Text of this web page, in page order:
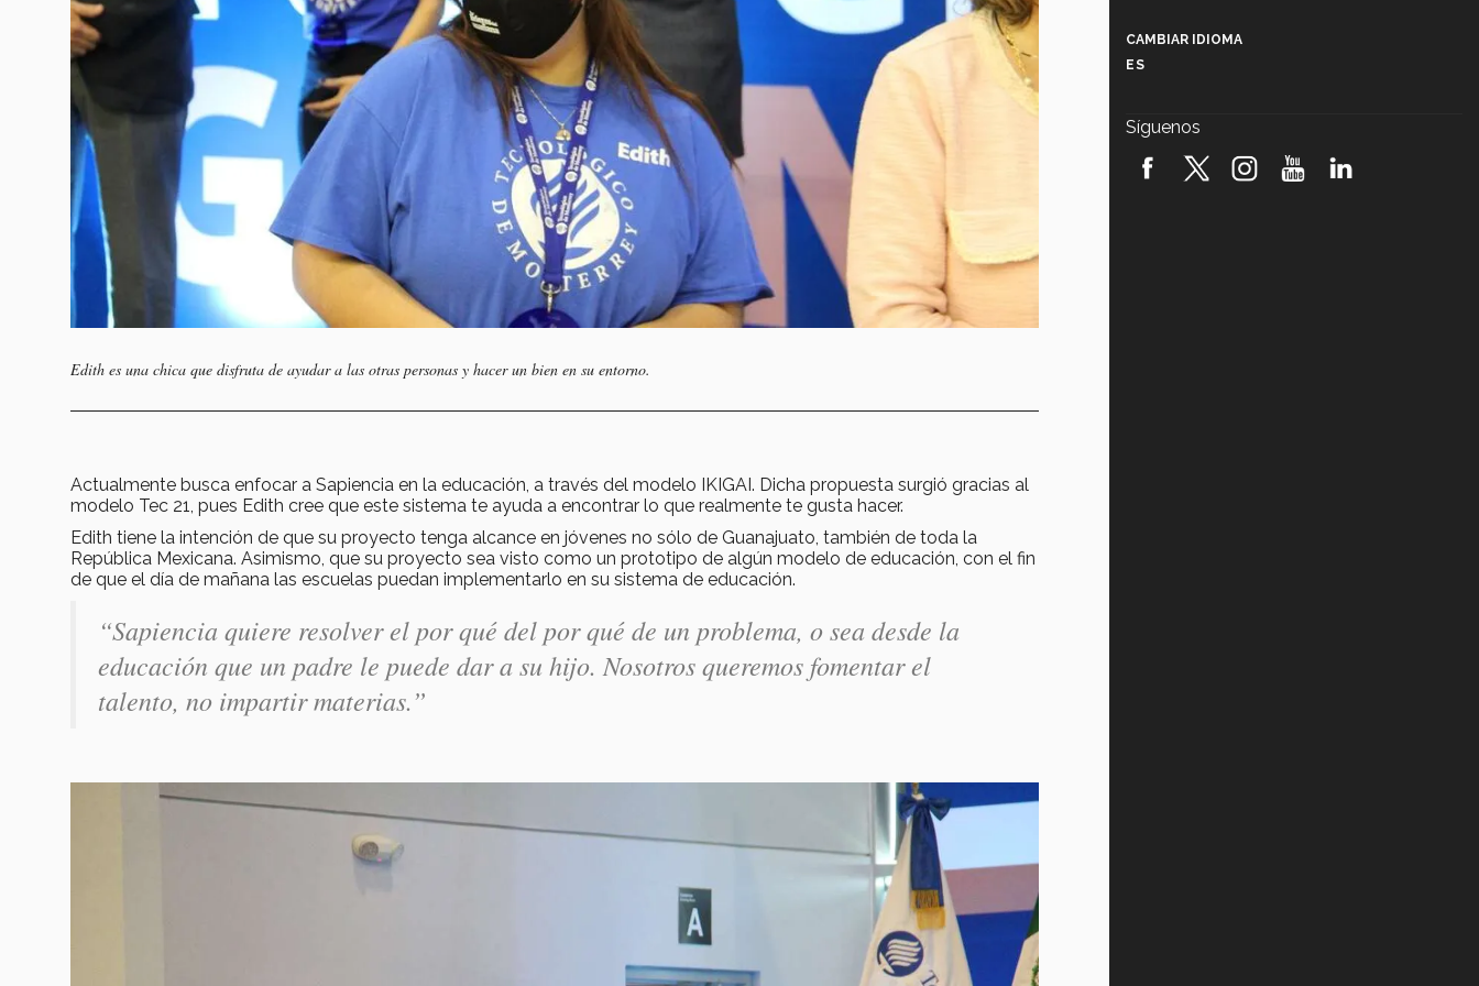
Edith es una chica que disfruta de ayudar a las otras personas y hacer un bien en su entorno.
Actualmente busca enfocar a Sapiencia en la educación, a través del modelo IKIGAI. Dicha propuesta surgió gracias al
modelo Tec 21, pues Edith cree que este sistema te ayuda a encontrar lo que realmente te gusta hacer.
Edith tiene la intención de que su proyecto tenga alcance en jóvenes no sólo de Guanajuato, también de toda la
República Mexicana. Asimismo, que su proyecto sea visto como un prototipo de algún modelo de educación, con el fin
de que el día de mañana las escuelas puedan implementarlo en su sistema de educación.
“Sapiencia quiere resolver el por qué del por qué de un problema, o sea desde la
educación que un padre le puede dar a su hijo. Nosotros queremos fomentar el
talento, no impartir materias.”
robótica FIRST 2026! (video)
CAMBIAR IDIOMA
ES
Síguenos